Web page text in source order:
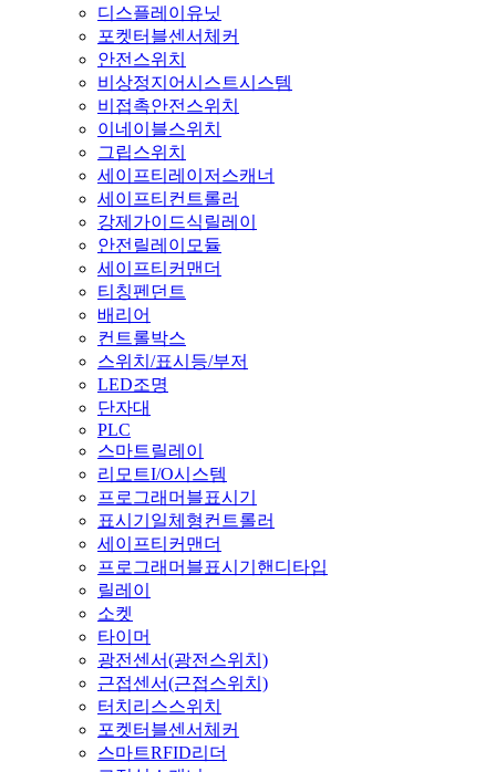
디스플레이유닛
포켓터블센서체커
안전스위치
비상정지어시스트시스템
비접촉안전스위치
이네이블스위치
그립스위치
세이프티레이저스캐너
세이프티컨트롤러
강제가이드식릴레이
안전릴레이모듈
세이프티커맨더
티칭펜던트
배리어
컨트롤박스
스위치/표시등/부저
LED조명
단자대
PLC
스마트릴레이
리모트I/O시스템
프로그래머블표시기
표시기일체형컨트롤러
세이프티커맨더
프로그래머블표시기핸디타입
릴레이
소켓
타이머
광전센서(광전스위치)
근접센서(근접스위치)
터치리스스위치
포켓터블센서체커
스마트RFID리더